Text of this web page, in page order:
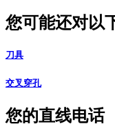
您可能还对以
刀具
交叉穿孔
您的直线电话